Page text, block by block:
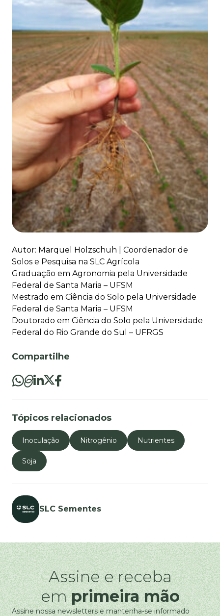
Autor: Marquel Holzschuh | Coordenador de
Solos e Pesquisa na SLC Agrícola
Graduação em Agronomia pela Universidade
Federal de Santa Maria – UFSM
Mestrado em Ciência do Solo pela Universidade
Federal de Santa Maria – UFSM
Doutorado em Ciência do Solo pela Universidade
Federal do Rio Grande do Sul – UFRGS
Compartilhe
Tópicos relacionados
Inoculação Nitrogênio Nutrientes
Soja
SLC Sementes
Assine e receba
emprimeira mão
Assine nossa newsletters e mantenha-se informado